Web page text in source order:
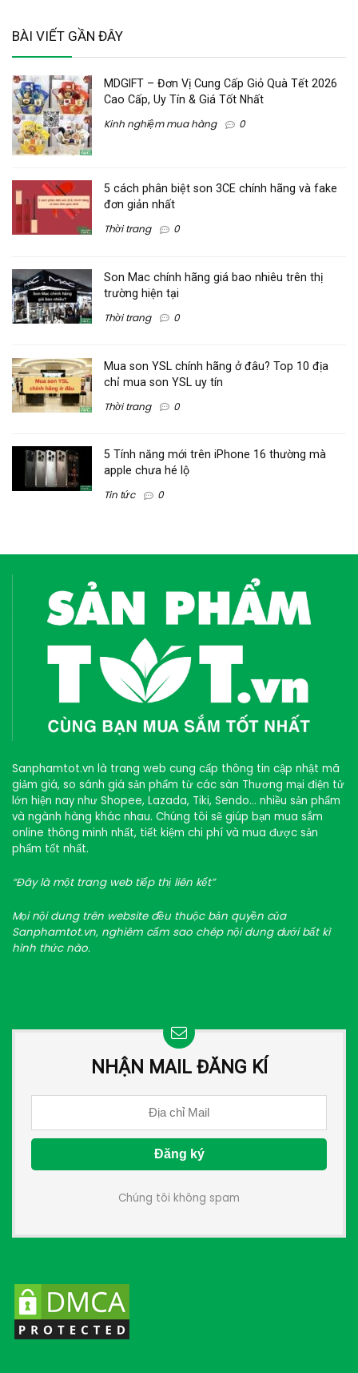
BÀI VIẾT GẦN ĐÂY
MDGIFT – Đơn Vị Cung Cấp Giỏ Quà Tết 2026
Cao Cấp, Uy Tín & Giá Tốt Nhất
Kinh nghiệm mua hàng 0
5 cách phân biệt son 3CE chính hãng và fake
đơn giản nhất
Thời trang 0
Son Mac chính hãng giá bao nhiêu trên thị
trường hiện tại
Thời trang 0
Mua son YSL chính hãng ở đâu? Top 10 địa
chỉ mua son YSL uy tín
Thời trang 0
5 Tính năng mới trên iPhone 16 thường mà
apple chưa hé lộ
Tin tức 0
Sanphamtot.vn là trang web cung cấp thông tin cập nhật mã
giảm giá, so sánh giá sản phẩm từ các sàn Thương mại điện tử
lớn hiện nay như Shopee, Lazada, Tiki, Sendo… nhiều sản phẩm
và ngành hàng khác nhau. Chúng tôi sẽ giúp bạn mua sắm
online thông minh nhất, tiết kiệm chi phí và mua được sản
phẩm tốt nhất.
“Đây là một trang web tiếp thị liên kết”
Mọi nội dung trên website đều thuộc bản quyền của
Sanphamtot.vn, nghiêm cấm sao chép nội dung dưới bất kì
hình thức nào.
NHẬN MAIL ĐĂNG KÍ
Chúng tôi không spam